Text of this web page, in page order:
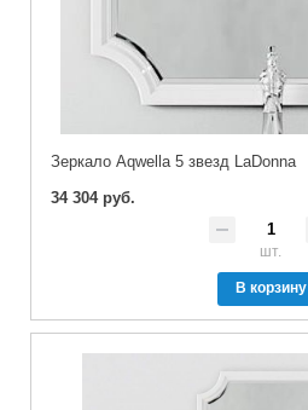
Зеркало Aqwella 5 звезд LaDonna
34 304 руб.
шт.
В корзину